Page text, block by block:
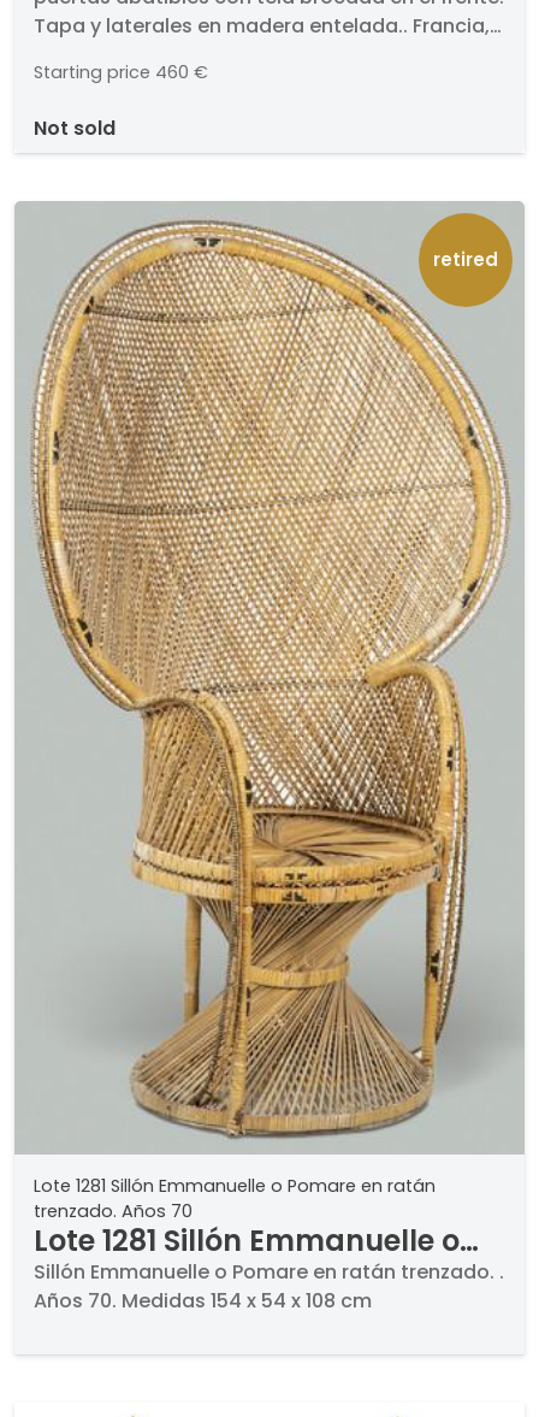
el frente. Tapa y laterales en
madera entelada. Francia, S.
Tapa y laterales en madera entelada.. Francia,
Starting price 460 €
not sold
retired
Lote 1281 Sillón Emmanuelle o Pomare en ratán
trenzado. Años 70
Lote 1281 Sillón Emmanuelle o
Pomare en ratán trenzado.
Años 70
Sillón Emmanuelle o Pomare en ratán trenzado. .
Años 70. Medidas 154 x 54 x 108 cm